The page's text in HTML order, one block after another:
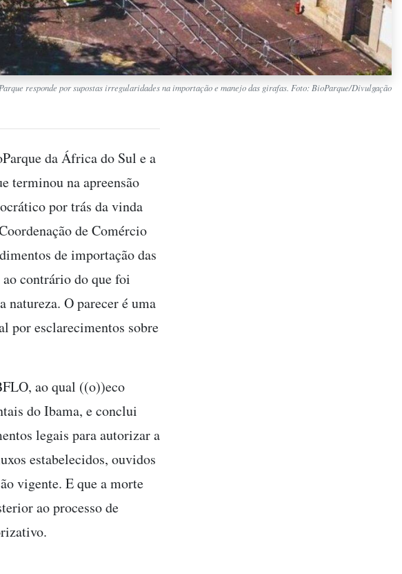
responde por supostas irregularidades na importação e manejo das girafas. Foto: BioParque/Divulgação
da África do Sul e a
terminou na apreensão
por trás da vinda
de Comércio
de importação das
contrário do que foi
natureza. O parecer é uma
por esclarecimentos sobre
ao qual ((o))eco
do Ibama, e conclui
legais para autorizar a
estabelecidos, ouvidos
vigente. E que a morte
ao processo de